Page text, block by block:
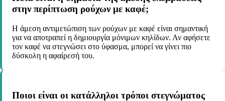
στην περίπτωση ρούχων με καφέ;
Η άμεση αντιμετώπιση των ρούχων με καφέ είναι σημαντική
για να αποτραπεί η δημιουργία μόνιμων κηλίδων. Αν αφήσετε
τον καφέ να στεγνώσει στο ύφασμα, μπορεί να γίνει πιο
δύσκολη η αφαίρεσή του.
Ποιοι είναι οι κατάλληλοι τρόποι στεγνώματος